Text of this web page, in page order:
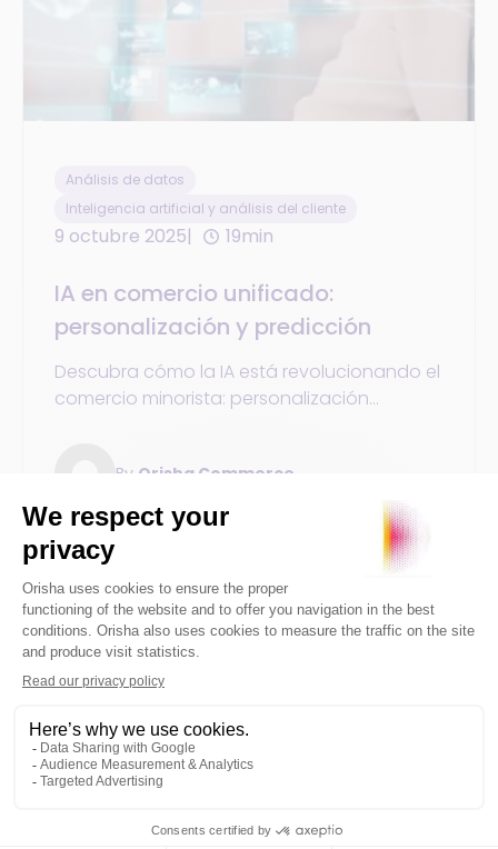
Análisis de datos
Inteligencia artificial y análisis del cliente
9 octubre 2025 19min
IA en comercio unificado:
personalización y predicción
Descubra cómo la IA está revolucionando el
comercio minorista: personalización
electrónico.
By Orisha Commerce